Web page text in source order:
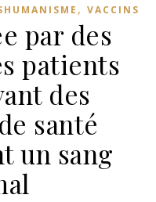
, VACCINS
par des
patients
des
santé
un sang